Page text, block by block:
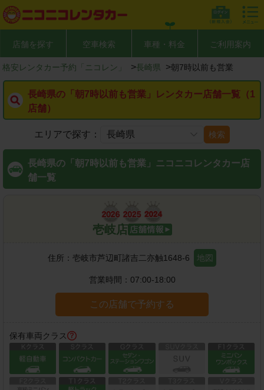
店舗を探す 空車検索 車種・料金 ご利用案内
格安レンタカー予約「ニコレン」 >長崎県 >朝7時以前も営業
長崎県の「朝7時以前も営業」レンタカー店舗一覧（1
店舗）
エリアで探す： 検索
長崎県の「朝7時以前も営業」ニコニコレンタカー店
舗一覧
壱岐店
住所： 壱岐市芦辺町諸吉二亦触1648-6 地図
営業時間： 07:00-18:00
この店舗で予約する
保有車両クラス